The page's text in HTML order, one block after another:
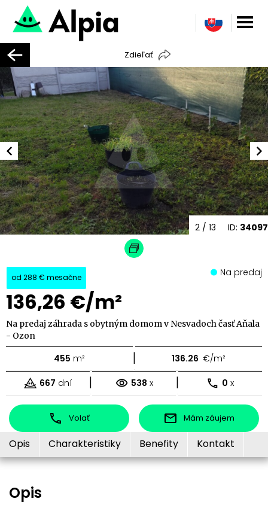
Zdieľať
ID: 34097
2 / 13
od 288 € mesačne
136,26 €/m²
Na predaj
Na predaj záhrada s obytným domom v Nesvadoch časť Aňala
- Ozon
455 m² | 136.26 €/m²
667 dní | 538 x | 0 x
Volať Mám záujem
Opis Charakteristiky Benefity Kontakt
Opis